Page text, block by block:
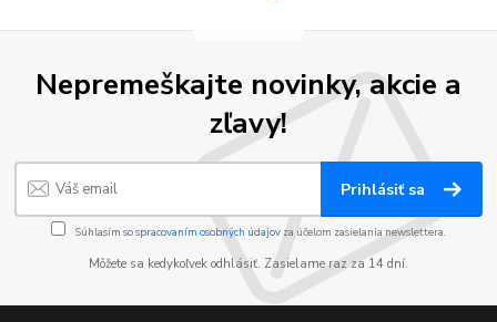
Nepremeškajte novinky, akcie a
zľavy!
Prihlásiť sa
Súhlasím sospracovaním osobných údajov za účelom zasielania newslettera.
Môžete sa kedykoľvek odhlásiť. Zasielame raz za 14 dní.